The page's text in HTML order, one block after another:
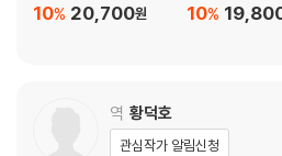
20,700원
10% 10%
역 황덕호
관심작가 알림신청